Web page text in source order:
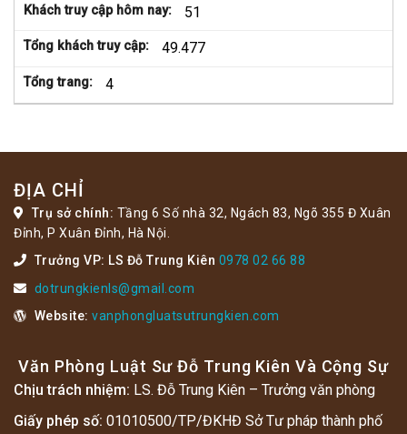
Khách truy cập hôm nay: 51
Tổng khách truy cập: 49.477
Tổng trang: 4
ĐỊA CHỈ
Trụ sở chính: Tầng 6 Số nhà 32, Ngách 83, Ngõ 355 Đ Xuân
Đỉnh, P Xuân Đỉnh, Hà Nội.
Trưởng VP: LS Đỗ Trung Kiên 0978 02 66 88
dotrungkienls@gmail.com
Website: vanphongluatsutrungkien.com
Văn Phòng Luật Sư Đỗ Trung Kiên Và Cộng Sự
Chịu trách nhiệm: LS. Đỗ Trung Kiên – Trưởng văn phòng
Giấy phép số: 01010500/TP/ĐKHĐ Sở Tư pháp thành phố